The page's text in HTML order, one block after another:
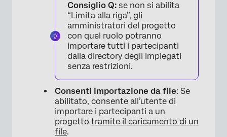
Consiglio Q: se non si abilita
“Limita alla riga”, gli
amministratori del progetto
con quel ruolo potranno
importare tutti i partecipanti
dalla directory degli impiegati
senza restrizioni.
Consenti importazione da file: Se
abilitato, consente all’utente di
importare i partecipanti a un
progetto tramite il caricamento di un
file.